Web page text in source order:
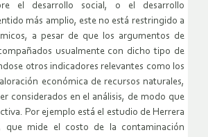
el desarrollo social, o el desarrollo
más amplio, este no está restringido a
a pesar de que los argumentos de
usualmente con dicho tipo de
otros indicadores relevantes como los
económica de recursos naturales,
considerados en el análisis, de modo que
Por ejemplo está el estudio de Herrera
que mide el costo de la contaminación